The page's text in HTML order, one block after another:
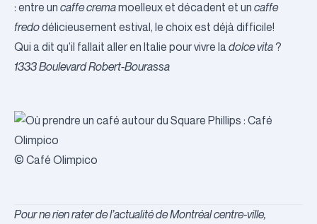
: entre un caffe cremamoelleux et décadent et un caffe
fredodélicieusement estival, le choix est déjà difficile!
Qui a dit qu’il fallait aller en Italie pour vivre ladolce vita?
1333 Boulevard Robert-Bourassa
© Café Olimpico
Pour ne rien rater de l’actualité de Montréal centre-ville,